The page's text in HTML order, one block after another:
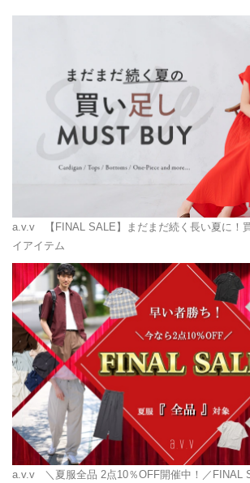
a.v.v 【FINAL SALE】まだまだ続く長い夏に！
イアイテム
a.v.v ＼夏服全品 2点10％OFF開催中！／FINAL